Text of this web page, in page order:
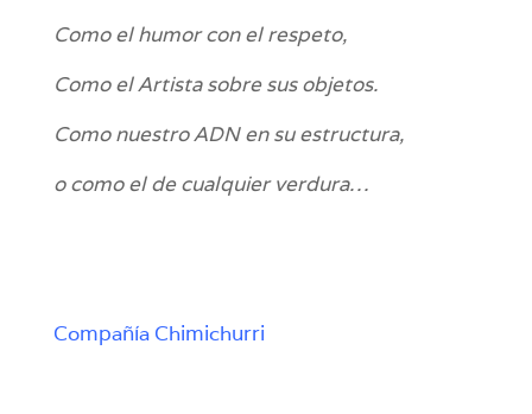
Como el humor con el respeto,
Como el Artista sobre sus objetos.
Como nuestro ADN en su estructura,
o como el de cualquier verdura…
Compañía Chimichurri